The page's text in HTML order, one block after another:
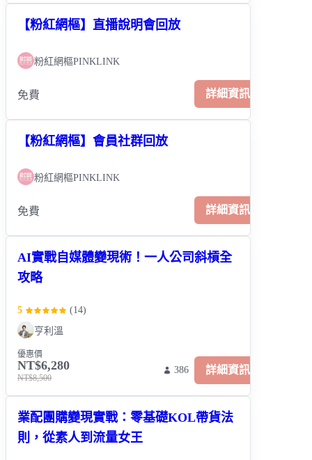
【粉紅網樞】直播說明會回放
粉紅網樞PINKLINK
免費 詳細資訊
【粉紅網樞】會員社群回放
粉紅網樞PINKLINK
免費 詳細資訊
AI實戰自媒體變現術！一人公司斜槓全
攻略
5 (14)
亨利溫
優惠價
NT$6,280
NT$8,500
386 詳細資訊
業配團購變現實戰：零基礎KOL帶貨法
則，從素人到流量女王